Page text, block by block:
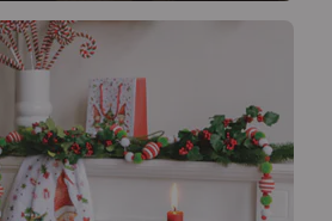
peut devenir une véritable
du design et confère à